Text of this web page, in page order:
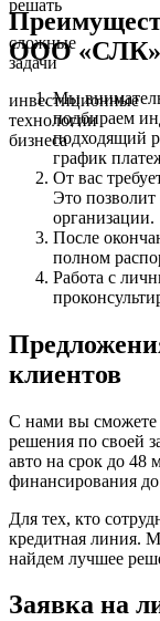
решать
сложные
задачи
инвестиционные
технологии
бизнеса
ООО «СЛК»
Мы
подбираем
подходящий
график
От вас
Это позволит
организации.
После
полном
Работа с
клиентов
С нами вы сможете
решения по своей
авто на срок до 48
финансирования
Для тех, кто
кредитная линия.
найдем лучшее
Заявка на